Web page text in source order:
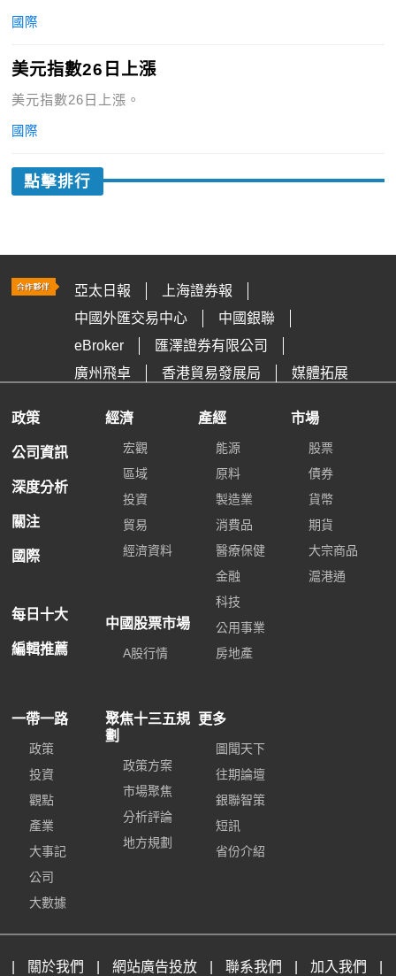
國際
美元指數26日上漲
美元指數26日上漲。
國際
點擊排行
亞太日報
上海證券報
中國外匯交易中心
中國銀聯
eBroker
匯澤證券有限公司
廣州飛卓
香港貿易發展局 媒體拓展
政策
公司資訊
深度分析
關注
國際
每日十大
編輯推薦
經濟
宏觀
區域
投資
貿易
經濟資料
中國股票市場
A股行情
產經
能源
原料
製造業
消費品
醫療保健
金融
科技
公用事業
房地產
市場
股票
債券
貨幣
期貨
大宗商品
滬港通
一帶一路
政策
投資
觀點
產業
大事記
公司
大數據
聚焦十三五規
劃
政策方案
市場聚焦
分析評論
地方規劃
更多
圖聞天下
往期論壇
銀聯智策
短訊
省份介紹
關於我們 網站廣告投放 聯系我們 加入我們